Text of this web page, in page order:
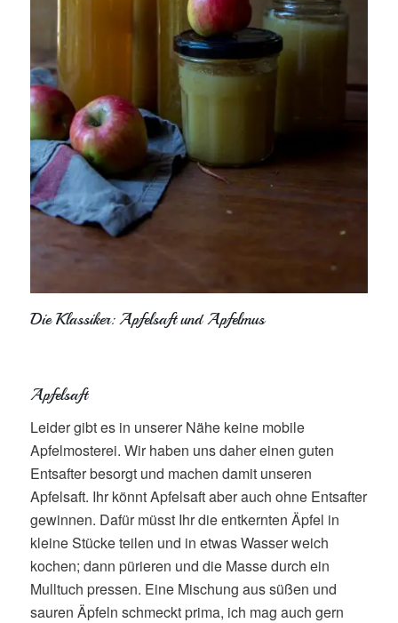
Die Klassiker: Apfelsaft und Apfelmus
Apfelsaft
Leider gibt es in unserer Nähe keine mobile
Apfelmosterei. Wir haben uns daher einen guten
Entsafter besorgt und machen damit unseren
Apfelsaft. Ihr könnt Apfelsaft aber auch ohne Entsafter
gewinnen. Dafür müsst Ihr die entkernten Äpfel in
kleine Stücke teilen und in etwas Wasser weich
kochen; dann pürieren und die Masse durch ein
Mulltuch pressen. Eine Mischung aus süßen und
sauren Äpfeln schmeckt prima, ich mag auch gern